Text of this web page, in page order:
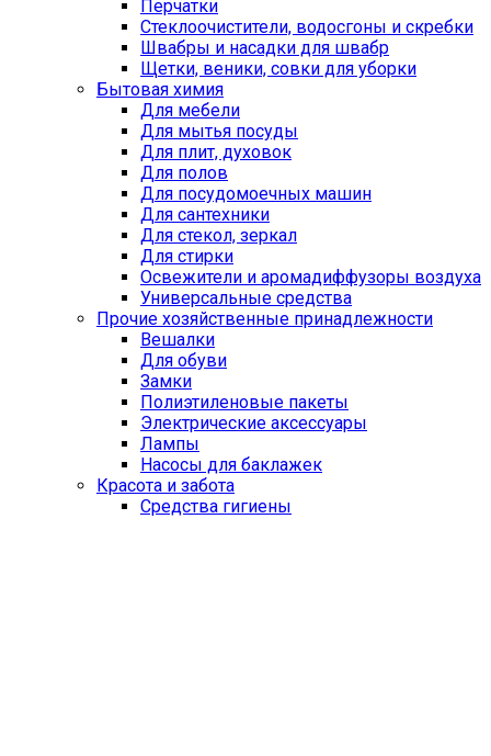
Перчатки
Стеклоочистители, водосгоны и скребки
Швабры и насадки для швабр
Щетки, веники, совки для уборки
Бытовая химия
Для мебели
Для мытья посуды
Для плит, духовок
Для полов
Для посудомоечных машин
Для сантехники
Для стекол, зеркал
Для стирки
Освежители и аромадиффузоры воздуха
Универсальные средства
Прочие хозяйственные принадлежности
Вешалки
Для обуви
Замки
Полиэтиленовые пакеты
Электрические аксессуары
Лампы
Насосы для баклажек
Красота и забота
Средства гигиены